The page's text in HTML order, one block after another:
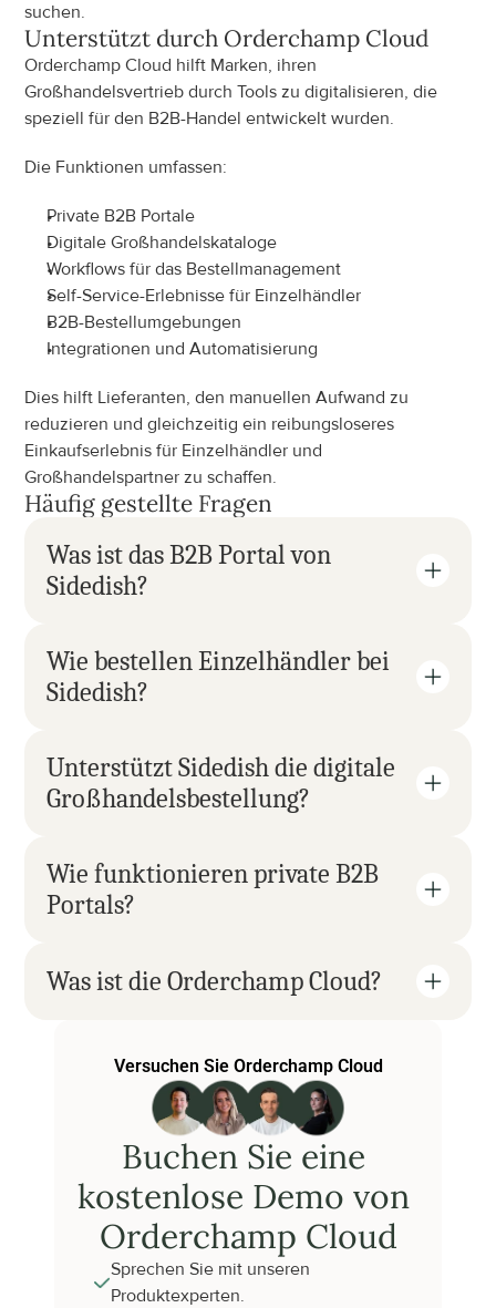
suchen.
Unterstützt durch Orderchamp Cloud
Orderchamp Cloud hilft Marken, ihren
Großhandelsvertrieb durch Tools zu digitalisieren, die
speziell für den B2B-Handel entwickelt wurden.
Die Funktionen umfassen:
Private B2B Portale
Digitale Großhandelskataloge
Workflows für das Bestellmanagement
Self-Service-Erlebnisse für Einzelhändler
B2B-Bestellumgebungen
Integrationen und Automatisierung
Dies hilft Lieferanten, den manuellen Aufwand zu
reduzieren und gleichzeitig ein reibungsloseres
Einkaufserlebnis für Einzelhändler und
Großhandelspartner zu schaffen.
Häufig gestellte Fragen
Was ist das B2B Portal von
Sidedish?
Wie bestellen Einzelhändler bei
Sidedish?
Unterstützt Sidedish die digitale
Großhandelsbestellung?
Wie funktionieren private B2B
Portals?
Was ist die Orderchamp Cloud?
Versuchen Sie Orderchamp Cloud
Buchen Sie eine
kostenlose Demo von
Orderchamp Cloud
Sprechen Sie mit unseren
Produktexperten.